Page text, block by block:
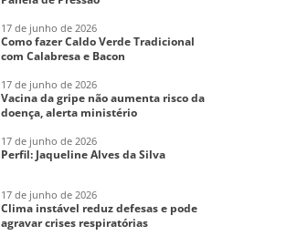
17 de junho de 2026
Como fazer Caldo Verde Tradicional
com Calabresa e Bacon
17 de junho de 2026
Vacina da gripe não aumenta risco da
doença, alerta ministério
17 de junho de 2026
Perfil: Jaqueline Alves da Silva
17 de junho de 2026
Clima instável reduz defesas e pode
agravar crises respiratórias